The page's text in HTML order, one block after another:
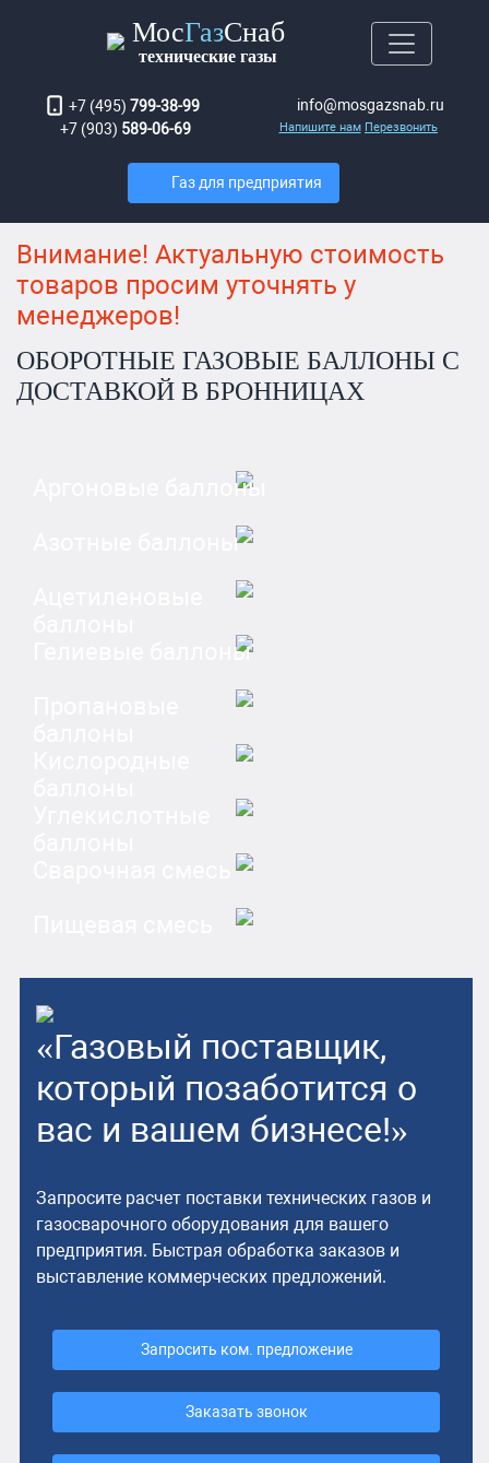
МосГазСнаб
технические газы
+7 (495) 799-38-99
+7 (903) 589-06-69
info@mosgazsnab.ru
Напишите нам Перезвонить
Газ для предприятия
Внимание! Актуальную стоимость
товаров просим уточнять у
менеджеров!
ОБОРОТНЫЕ ГАЗОВЫЕ БАЛЛОНЫ С
ДОСТАВКОЙ В БРОННИЦАХ
Аргоновые баллоны
Азотные баллоны
Гелиевые баллоны
«Газовый поставщик,
который позаботится о
вас и вашем бизнесе!»
Запросите расчет поставки технических газов и
газосварочного оборудования для вашего
предприятия. Быстрая обработка заказов и
выставление коммерческих предложений.
Запросить ком. предложение
Заказать звонок